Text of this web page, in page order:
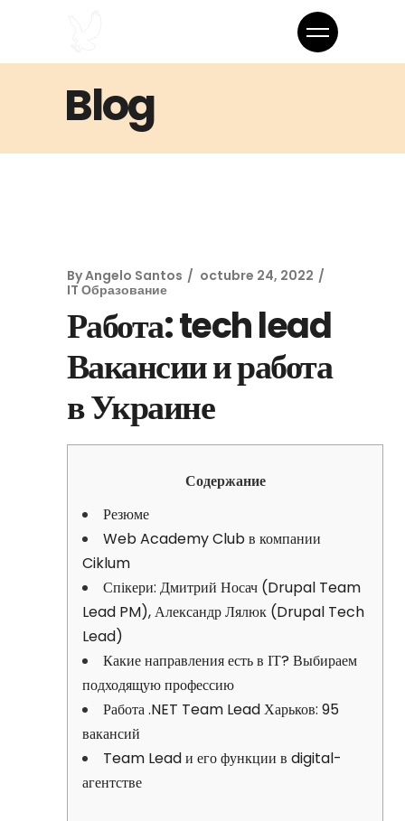
Blog
ByAngelo Santos
octubre 24, 2022
IT Образование
Работа: tech lead
Вакансии и работа
в Украине
Содержание
Резюме
Web Academy Club в компании
Ciklum
Спікери: Дмитрий Носач (Drupal Team
Lead PM), Александр Лялюк (Drupal Tech
Lead)
Какие направления есть в ІТ? Выбираем
подходящую профессию
Работа .NET Team Lead Харьков: 95
вакансий
Team Lead и его функции в digital-
агентстве